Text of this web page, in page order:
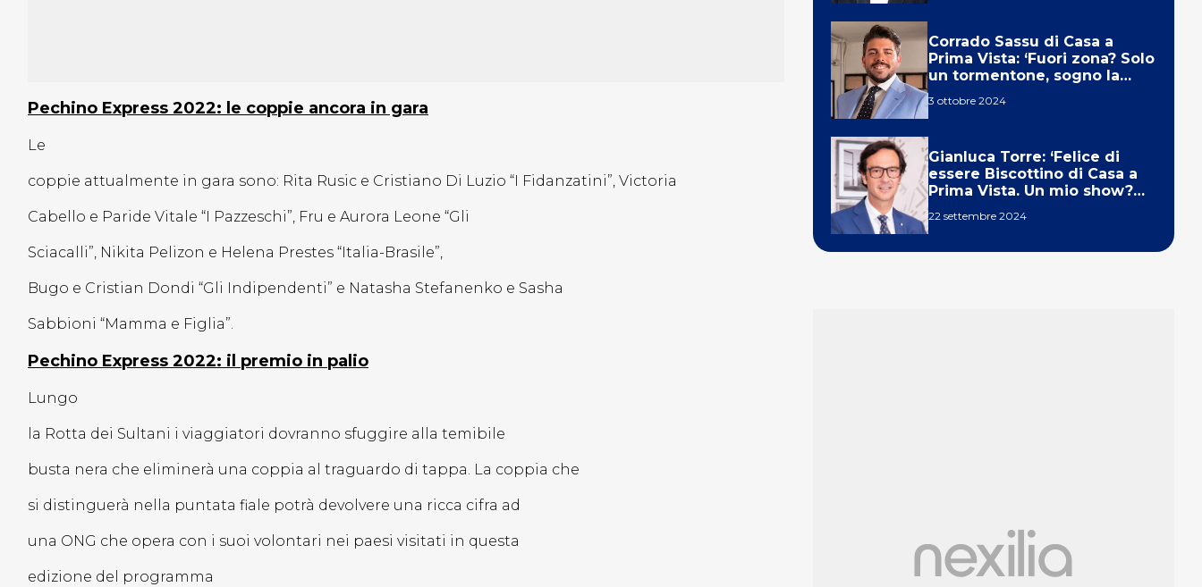
Pechino Express 2022: le coppie ancora in gara
Le
coppie attualmente in gara sono: Rita Rusic e Cristiano Di Luzio “I Fidanzatini”, Victoria
Cabello e Paride Vitale “I Pazzeschi”, Fru e Aurora Leone “Gli
Sciacalli”, Nikita Pelizon e Helena Prestes “Italia-Brasile”,
Bugo e Cristian Dondi “Gli Indipendenti” e Natasha Stefanenko e Sasha
Sabbioni “Mamma e Figlia”.
Pechino Express 2022: il premio in palio
Lungo
la Rotta dei Sultani i viaggiatori dovranno sfuggire alla temibile
busta nera che eliminerà una coppia al traguardo di tappa. La coppia che
si distinguerà nella puntata fiale potrà devolvere una ricca cifra ad
una ONG che opera con i suoi volontari nei paesi visitati in questa
edizione del programma
Corrado Sassu di Casa a
Prima Vista: ‘Fuori zona? Solo
un tormentone, sogno la
3 ottobre 2024
Gianluca Torre: ‘Felice di
essere Biscottino di Casa a
Prima Vista. Un mio show?
22 settembre 2024